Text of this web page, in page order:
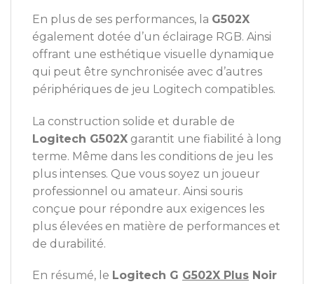
En plus de ses performances, la G502X
également dotée d’un éclairage RGB. Ainsi
offrant une esthétique visuelle dynamique
qui peut être synchronisée avec d’autres
périphériques de jeu Logitech compatibles.
La construction solide et durable de
Logitech G502X garantit une fiabilité à long
terme. Même dans les conditions de jeu les
plus intenses. Que vous soyez un joueur
professionnel ou amateur. Ainsi souris
conçue pour répondre aux exigences les
plus élevées en matière de performances et
de durabilité.
En résumé, le Logitech G G502X Plus Noir